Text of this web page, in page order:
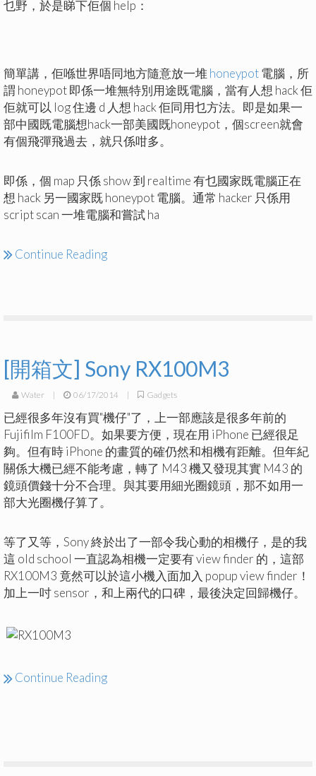
乜野，於是睇下佢個 help：
簡單講，佢喺世界唔同地方隨意放一堆 honeypot電腦，所
謂 honeypot 即係一堆無特別用途既電腦，當有人想 hack 佢
佢就可以 log 住邊 d 人想 hack 佢同用乜方法。即是如果一
部中國既電腦想hack一部美國既honeypot，個screen就會
有個飛彈飛過去，就只係咁多。
即係，個 map 只係 show 到 realtime 有乜國家既電腦正在
想 hack 另一國家既 honeypot 電腦。通常 hacker 只係用
script scan 一堆電腦和嘗試 ha
Continue Reading
[開箱文] Sony RX100M3
Water | 06/17/2014 | Gadgets
已經很多年沒有買"機仔"了，上一部應該是很多年前的
Fujifilm F100FD。如果要方便，現在用 iPhone 已經很足
夠。但有時 iPhone 的畫質的確仍然和相機有距離。但年紀
關係大機已經不能考慮，轉了 M43 機又發現其實 M43 的
鏡頭價錢十分不合理。與其要用細光圈鏡頭，那不如用一
部大光圈機仔算了。
等了又等，Sony 終於出了一部令我心動的相機仔，是的我
這 old school 一直認為相機一定要有 view finder 的，這部
RX100M3 竟然可以於這小機入面加入 popup view finder！
加上一吋 sensor，和上兩代的口碑，最後決定回歸機仔。
Continue Reading